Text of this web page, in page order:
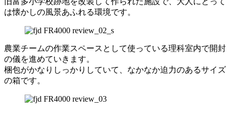
は懐かしの風景あふれる環境です。
農業チームの作業スペースとして使っている理科室内で開封
の儀を進めていきます。
梱包がかなりしっかりしていて、なかなか迫力のあるサイズ
の箱です。